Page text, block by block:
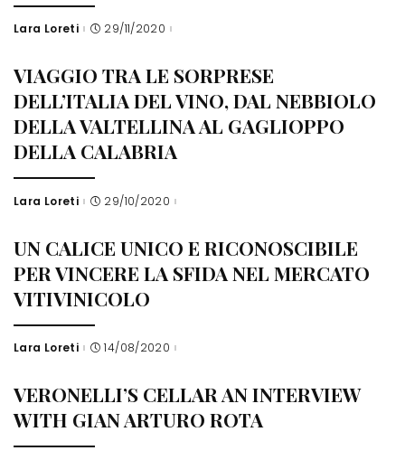
Posted
Lara Loreti 29/11/2020
VIAGGIO TRA LE SORPRESE
DELL’ITALIA DEL VINO, DAL NEBBIOLO
DELLA VALTELLINA AL GAGLIOPPO
DELLA CALABRIA
Posted
Lara Loreti 29/10/2020
UN CALICE UNICO E RICONOSCIBILE
PER VINCERE LA SFIDA NEL MERCATO
VITIVINICOLO
Posted
Lara Loreti 14/08/2020
VERONELLI’S CELLAR AN INTERVIEW
WITH GIAN ARTURO ROTA